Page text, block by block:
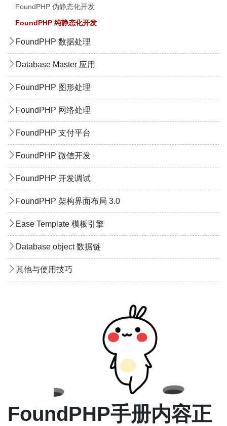
FoundPHP 伪静态化开发
FoundPHP 纯静态化开发
FoundPHP 数据处理
Database Master 应用
FoundPHP 图形处理
FoundPHP 网络处理
FoundPHP 支付平台
FoundPHP 微信开发
FoundPHP 开发调试
FoundPHP 架构界面布局 3.0
Ease Template 模板引擎
Database object 数据链
其他与使用技巧
FoundPHP手册内容正